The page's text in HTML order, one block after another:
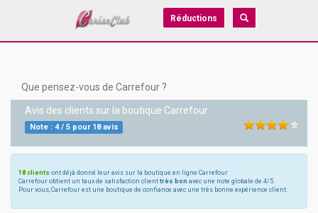
Réductions
Que pensez-vous de Carrefour ?
Avis des clients sur la boutique Carrefour
Note : 4/ 5pour 18avis
18 clients ont déjà donné leur avis sur la boutique en ligne Carrefour
Carrefour obtient un taux de satisfaction client très bon avec une note globale de 4/5.
Pour vous, Carrefour est une boutique de confiance avec une très bonne expérience client.